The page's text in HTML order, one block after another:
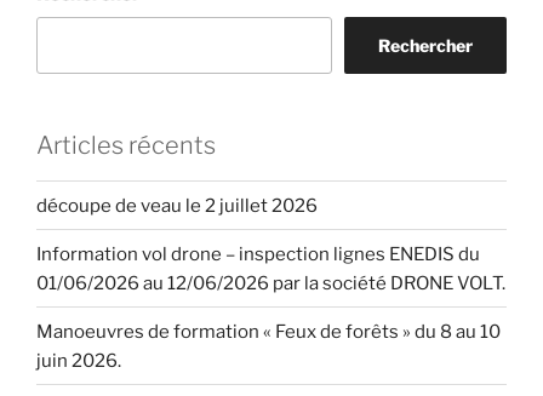
Rechercher
Articles récents
découpe de veau le 2 juillet 2026
Information vol drone – inspection lignes ENEDIS du
01/06/2026 au 12/06/2026 par la société DRONE VOLT.
Manoeuvres de formation « Feux de forêts » du 8 au 10
juin 2026.